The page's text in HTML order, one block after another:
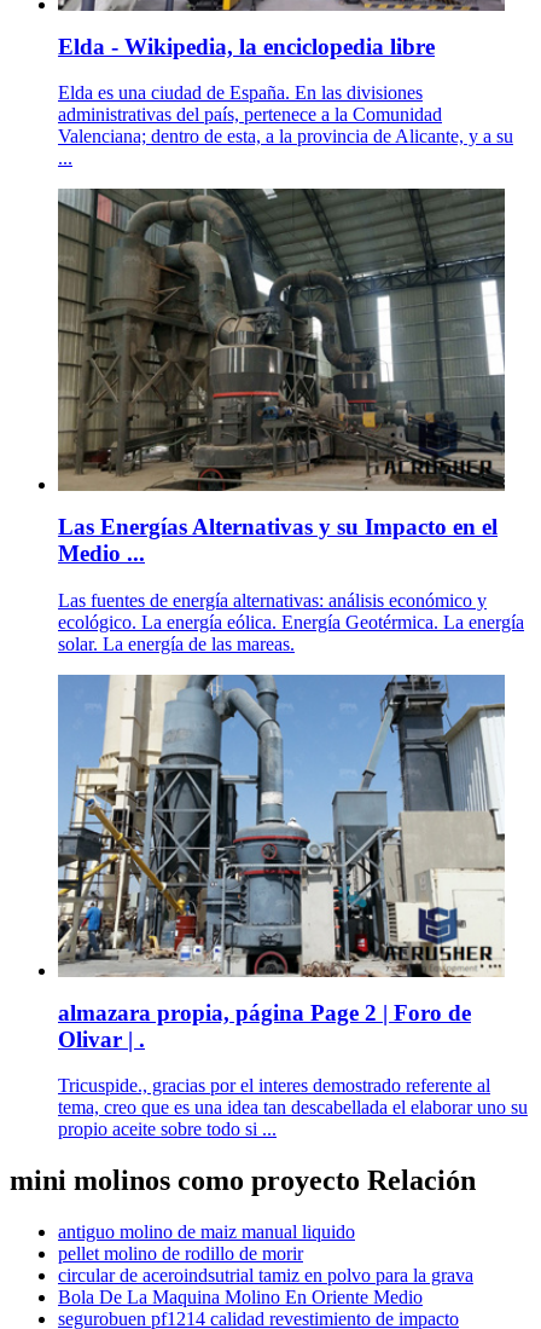
Elda - Wikipedia, la enciclopedia libre
Elda es una ciudad de España. En las divisiones
administrativas del país, pertenece a la Comunidad
Valenciana; dentro de esta, a la provincia de Alicante, y a su
...
Las Energías Alternativas y su Impacto en el
Medio ...
Las fuentes de energía alternativas: análisis económico y
ecológico. La energía eólica. Energía Geotérmica. La energía
solar. La energía de las mareas.
almazara propia, página Page 2 | Foro de
Olivar | .
Tricuspide., gracias por el interes demostrado referente al
tema, creo que es una idea tan descabellada el elaborar uno su
propio aceite sobre todo si ...
mini molinos como proyecto Relación
antiguo molino de maiz manual liquido
pellet molino de rodillo de morir
circular de aceroindsutrial tamiz en polvo para la grava
Bola De La Maquina Molino En Oriente Medio
segurobuen pf1214 calidad revestimiento de impacto